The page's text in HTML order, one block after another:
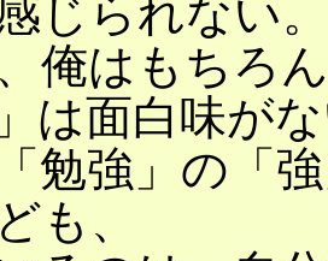
じられない。
俺はもちろ
は面白味が
勉強」の「
も、